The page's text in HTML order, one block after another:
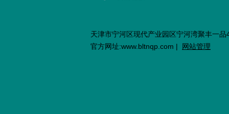
天津市宁河区现代产业园区宁河湾聚丰一品
官方网址:www.bltnqp.com |
网站管理